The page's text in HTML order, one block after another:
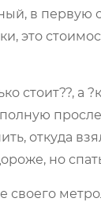
в
это
стоит??, а
откуда
но